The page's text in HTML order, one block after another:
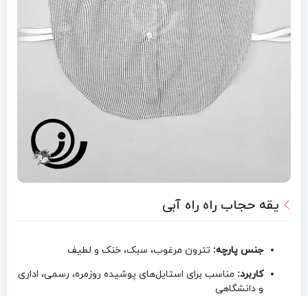
یقه حجاب راه راه آبی
جنس پارچه: تترون مرغوب، سبک، خنک و لطیف
کاربرد: مناسب برای استایل‌های پوشیده روزمره، رسمی، اداری
و دانشگاهی